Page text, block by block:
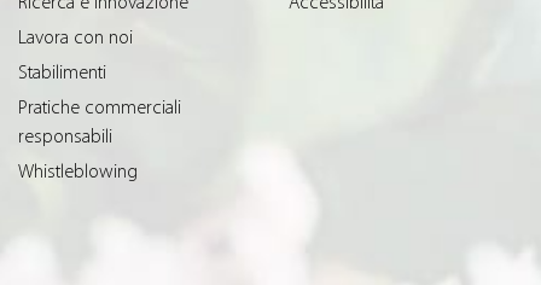
Lavora con noi
Stabilimenti
Pratiche commerciali
responsabili
Whistleblowing